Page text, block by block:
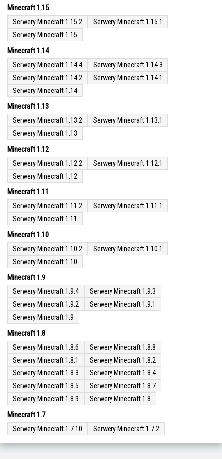
Minecraft 1.15
Serwery Minecraft 1.15.2
Serwery Minecraft 1.15.1
Serwery Minecraft 1.15
Minecraft 1.14
Serwery Minecraft 1.14.4
Serwery Minecraft 1.14.3
Serwery Minecraft 1.14.2
Serwery Minecraft 1.14.1
Serwery Minecraft 1.14
Minecraft 1.13
Serwery Minecraft 1.13.2
Serwery Minecraft 1.13.1
Serwery Minecraft 1.13
Minecraft 1.12
Serwery Minecraft 1.12.2
Serwery Minecraft 1.12.1
Serwery Minecraft 1.12
Minecraft 1.11
Serwery Minecraft 1.11.2
Serwery Minecraft 1.11.1
Serwery Minecraft 1.11
Minecraft 1.10
Serwery Minecraft 1.10.2
Serwery Minecraft 1.10.1
Serwery Minecraft 1.10
Minecraft 1.9
Serwery Minecraft 1.9.4
Serwery Minecraft 1.9.3
Serwery Minecraft 1.9.2
Serwery Minecraft 1.9.1
Serwery Minecraft 1.9
Minecraft 1.8
Serwery Minecraft 1.8.6
Serwery Minecraft 1.8.8
Serwery Minecraft 1.8.1
Serwery Minecraft 1.8.2
Serwery Minecraft 1.8.3
Serwery Minecraft 1.8.4
Serwery Minecraft 1.8.5
Serwery Minecraft 1.8.7
Serwery Minecraft 1.8.9
Serwery Minecraft 1.8
Minecraft 1.7
Serwery Minecraft 1.7.10 Serwery Minecraft 1.7.2